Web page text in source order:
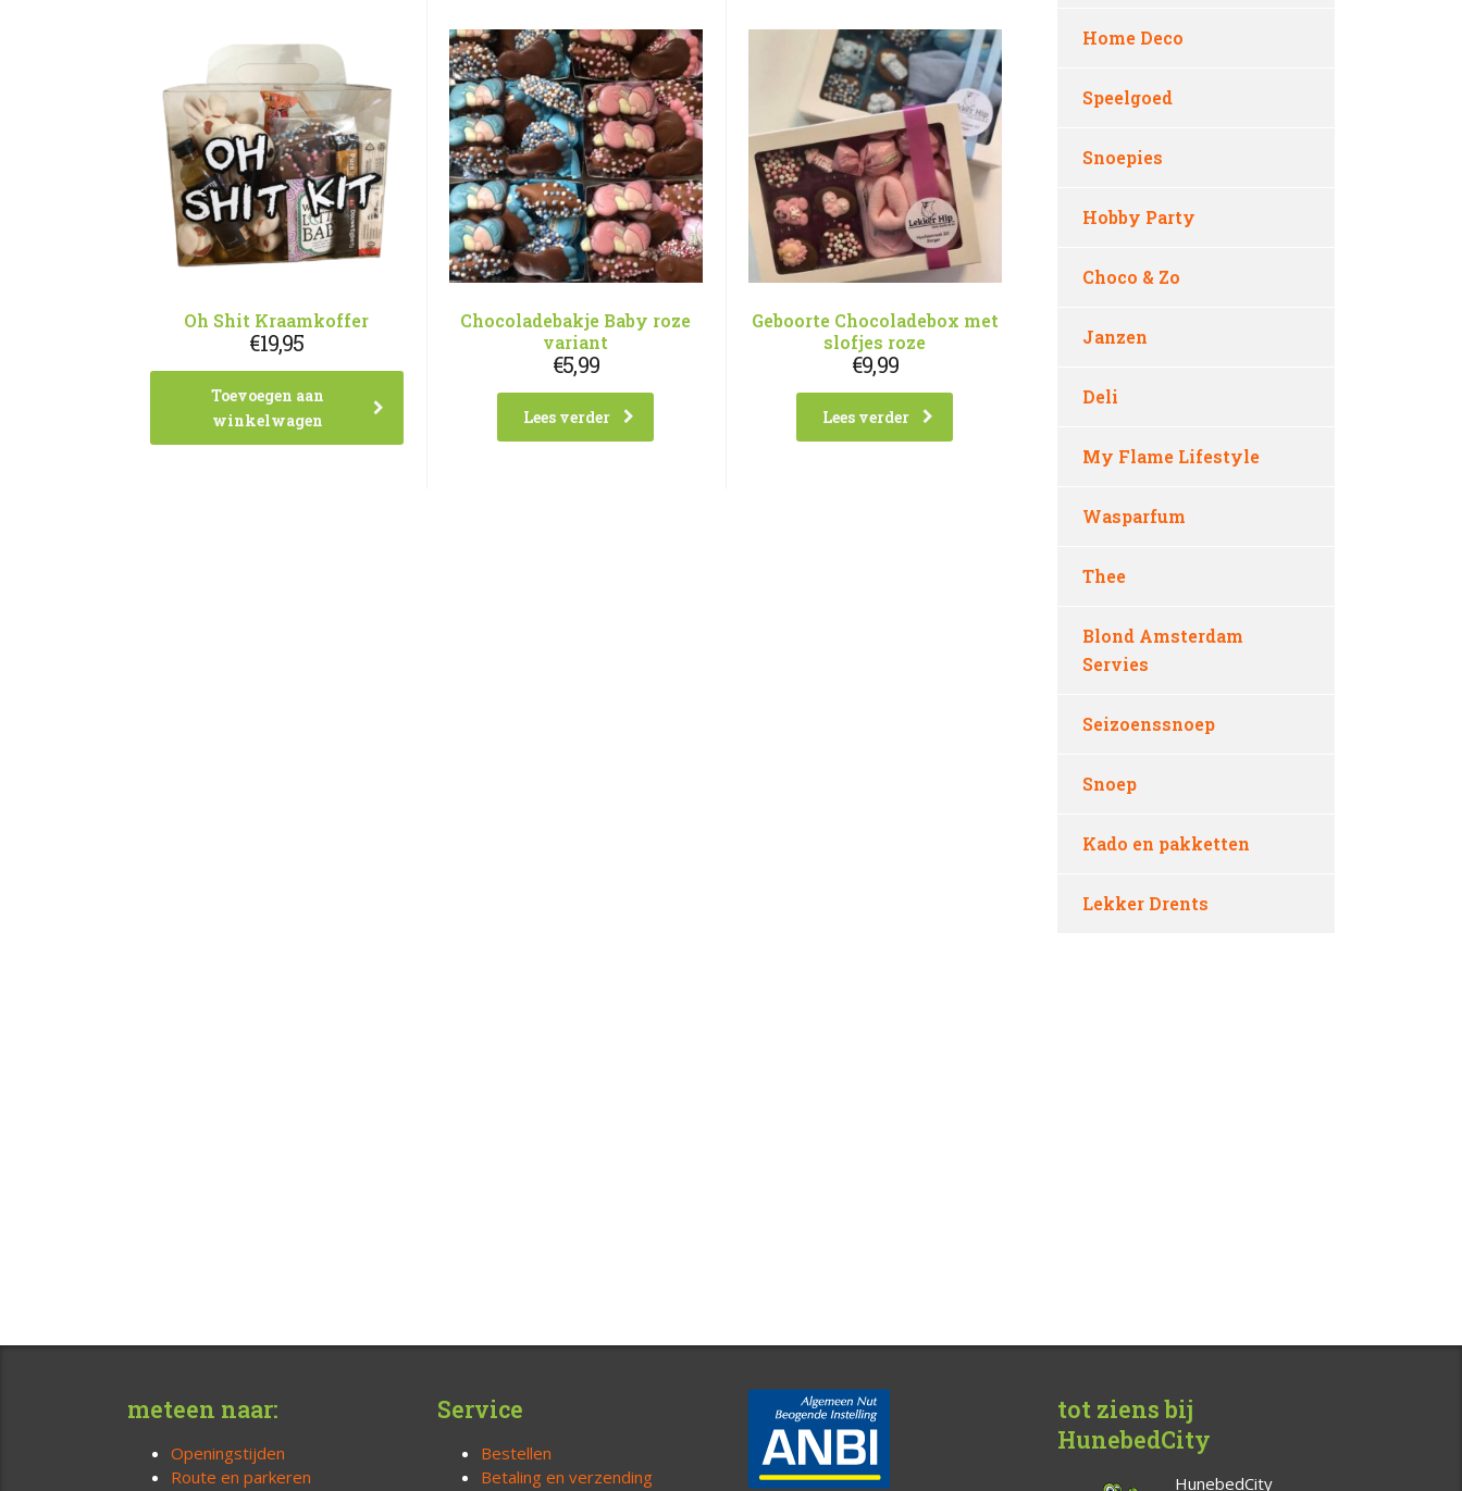
Oh Shit Kraamkoffer
€19,95
Toevoegen aan
winkelwagen
Chocoladebakje Baby roze
variant
€5,99
Lees verder
Geboorte Chocoladebox met
slofjes roze
€9,99
Lees verder
Home Deco
Speelgoed
Snoepies
Hobby Party
Choco & Zo
Janzen
Deli
My Flame Lifestyle
Wasparfum
Thee
Blond Amsterdam
Servies
Seizoenssnoep
Snoep
Kado en pakketten
Lekker Drents
meteen naar:
Openingstijden
Route en parkeren
Service
Bestellen
Betaling en verzending
tot ziens bij
HunebedCity
HunebedCity